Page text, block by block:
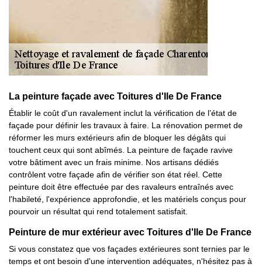
La peinture façade avec Toitures d'Ile De France
Établir le coût d'un ravalement inclut la vérification de l’état de
façade pour définir les travaux à faire. La rénovation permet de
réformer les murs extérieurs afin de bloquer les dégâts qui
touchent ceux qui sont abîmés. La peinture de façade ravive
votre bâtiment avec un frais minime. Nos artisans dédiés
contrôlent votre façade afin de vérifier son état réel. Cette
peinture doit être effectuée par des ravaleurs entraînés avec
l'habileté, l'expérience approfondie, et les matériels conçus pour
pourvoir un résultat qui rend totalement satisfait.
Peinture de mur extérieur avec Toitures d'Ile De France
Si vous constatez que vos façades extérieures sont ternies par le
temps et ont besoin d'une intervention adéquates, n'hésitez pas à